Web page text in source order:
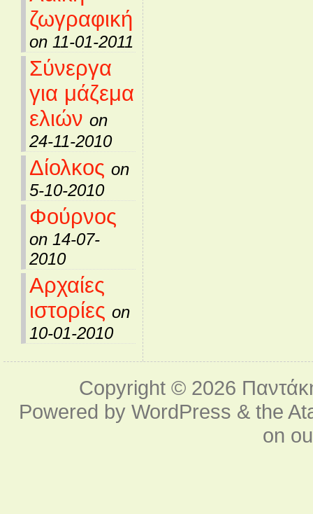
ζωγραφική
on 11-01-2011
Σύνεργα
για μάζεμα
ελιών on
24-11-2010
Δίολκος on
5-10-2010
Φούρνος
on 14-07-
2010
Αρχαίες
ιστορίες on
10-01-2010
Copyright © 2026
Powered byWordPress & the
on